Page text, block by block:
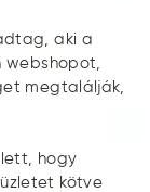
aki a
webshopot,
megtalálják,
hogy
kötve